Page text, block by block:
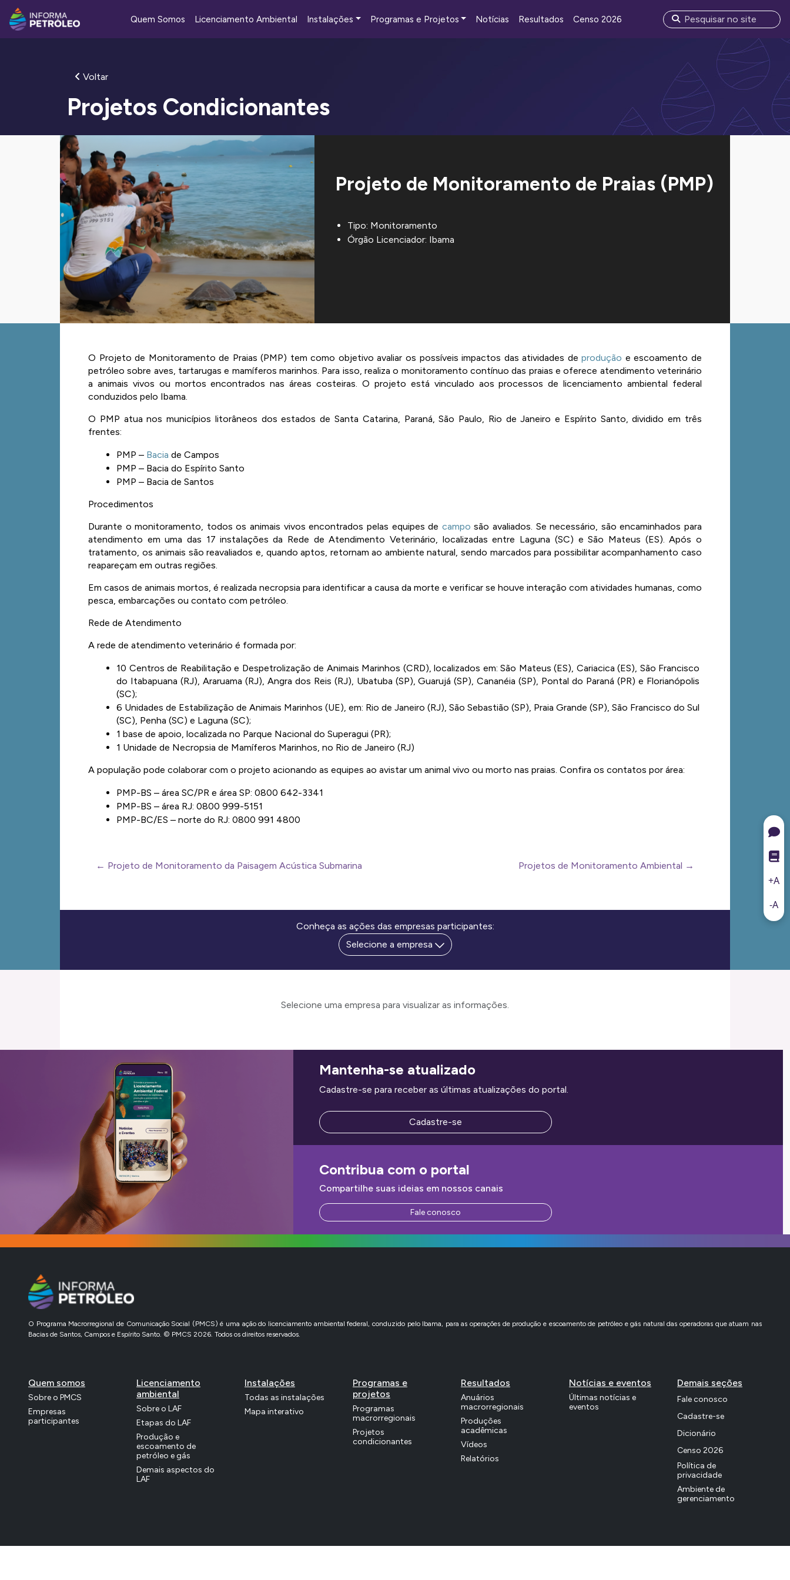
Quem Somos Licenciamento Ambiental Instalações Programas e Projetos Notícias Resultados Censo 2026
Voltar
Projetos Condicionantes
Projeto de Monitoramento de Praias (PMP)
Tipo: Monitoramento
Órgão Licenciador: Ibama
O Projeto de Monitoramento de Praias (PMP) tem como objetivo avaliar os possíveis impactos das atividades de produção e escoamento de
petróleo sobre aves, tartarugas e mamíferos marinhos. Para isso, realiza o monitoramento contínuo das praias e oferece atendimento veterinário
a animais vivos ou mortos encontrados nas áreas costeiras. O projeto está vinculado aos processos de licenciamento ambiental federal
conduzidos pelo Ibama.
O PMP atua nos municípios litorâneos dos estados de Santa Catarina, Paraná, São Paulo, Rio de Janeiro e Espírito Santo, dividido em três
frentes:
PMP – Bacia de Campos
PMP – Bacia do Espírito Santo
PMP – Bacia de Santos
Procedimentos
Durante o monitoramento, todos os animais vivos encontrados pelas equipes de campo são avaliados. Se necessário, são encaminhados para
atendimento em uma das 17 instalações da Rede de Atendimento Veterinário, localizadas entre Laguna (SC) e São Mateus (ES). Após o
tratamento, os animais são reavaliados e, quando aptos, retornam ao ambiente natural, sendo marcados para possibilitar acompanhamento caso
reapareçam em outras regiões.
Em casos de animais mortos, é realizada necropsia para identificar a causa da morte e verificar se houve interação com atividades humanas, como
pesca, embarcações ou contato com petróleo.
Rede de Atendimento
A rede de atendimento veterinário é formada por:
10 Centros de Reabilitação e Despetrolização de Animais Marinhos (CRD), localizados em: São Mateus (ES), Cariacica (ES), São Francisco
do Itabapuana (RJ), Araruama (RJ), Angra dos Reis (RJ), Ubatuba (SP), Guarujá (SP), Cananéia (SP), Pontal do Paraná (PR) e Florianópolis
(SC);
6 Unidades de Estabilização de Animais Marinhos (UE), em: Rio de Janeiro (RJ), São Sebastião (SP), Praia Grande (SP), São Francisco do Sul
(SC), Penha (SC) e Laguna (SC);
1 base de apoio, localizada no Parque Nacional do Superagui (PR);
1 Unidade de Necropsia de Mamíferos Marinhos, no Rio de Janeiro (RJ)
A população pode colaborar com o projeto acionando as equipes ao avistar um animal vivo ou morto nas praias. Confira os contatos por área:
PMP-BS – área SC/PR e área SP: 0800 642-3341
PMP-BS – área RJ: 0800 999-5151
PMP-BC/ES – norte do RJ: 0800 991 4800
← Projeto de Monitoramento da Paisagem Acústica Submarina Projetos de Monitoramento Ambiental →
Conheça as ações das empresas participantes:
Selecione a empresa
Selecione uma empresa para visualizar as informações.
Mantenha-se atualizado
Cadastre-se para receber as últimas atualizações do portal.
Cadastre-se
Contribua com o portal
Compartilhe suas ideias em nossos canais
Fale conosco
+A
-A
O Programa Macrorregional de Comunicação Social (PMCS) é uma ação do licenciamento ambiental federal, conduzido pelo Ibama, para as operações de produção e escoamento de petróleo e gás natural das operadoras que atuam nas
Bacias de Santos, Campos e Espírito Santo. © PMCS 2026. Todos os direitos reservados.
Quem somos
Sobre o PMCS
Empresas
participantes
Licenciamento
ambiental
Sobre o LAF
Etapas do LAF
Produção e
escoamento de
petróleo e gás
Demais aspectos do
LAF
Instalações
Todas as instalações
Mapa interativo
Programas e
projetos
Programas
macrorregionais
Projetos
condicionantes
Resultados
Anuários
macrorregionais
Produções
acadêmicas
Vídeos
Relatórios
Notícias e eventos
Últimas notícias e
eventos
Demais seções
Fale conosco
Cadastre-se
Dicionário
Censo 2026
Política de
privacidade
Ambiente de
gerenciamento